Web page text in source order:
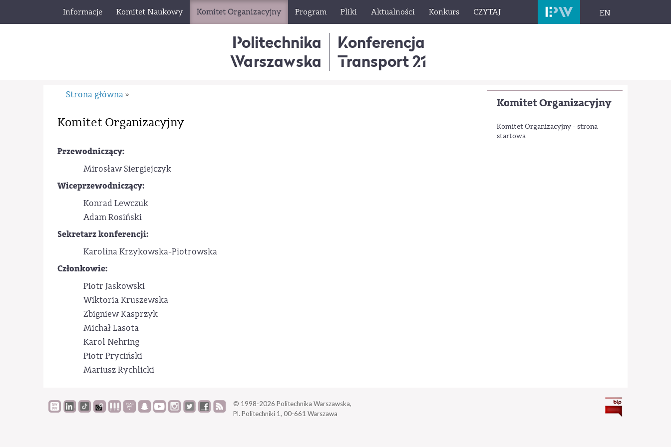
Informacje Komitet Naukowy Komitet Organizacyjny Program Pliki Aktualności Konkurs CZYTAJ EN
Politechnika
Warszawska
Konferencja
Transport 21
Komitet Organizacyjny
Komitet Organizacyjny - strona
startowa
Strona główna »
Komitet Organizacyjny
Przewodniczący:
Mirosław Siergiejczyk
Wiceprzewodniczący:
Konrad Lewczuk
Adam Rosiński
Sekretarz konferencji:
Karolina Krzykowska-Piotrowska
Członkowie:
Piotr Jaskowski
Wiktoria Kruszewska
Zbigniew Kasprzyk
Michał Lasota
Karol Nehring
Piotr Pryciński
Mariusz Rychlicki
© 1998-2026 Politechnika Warszawska,
Pl. Politechniki 1, 00-661 Warszawa